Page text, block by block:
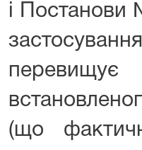
і Постанови
перевищує
(що